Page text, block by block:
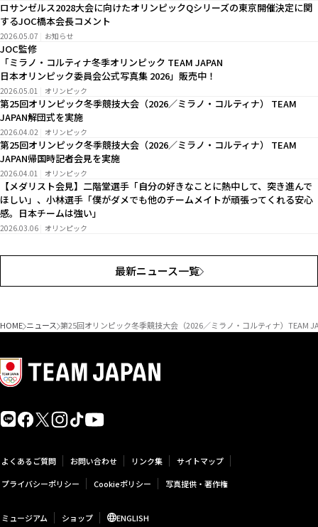
ロサンゼルス2028大会に向けたオリンピックQシリーズの東京開催決定に関
するJOC橋本会長コメント
2026.05.07 お知らせ
JOC監修
「ミラノ・コルティナ冬季オリンピック TEAM JAPAN
日本オリンピック委員会公式写真集 2026」販売中！
2026.05.01 オリンピック
第25回オリンピック冬季競技大会（2026／ミラノ・コルティナ） TEAM
JAPAN解団式を実施
2026.04.02 オリンピック
第25回オリンピック冬季競技大会（2026／ミラノ・コルティナ） TEAM
JAPAN帰国時記者会見を実施
2026.04.01 オリンピック
【メダリスト会見】二階堂選手「自分の好きなことに熱中して、突き進んで
ほしい」、小林選手「僕がダメでも他のチームメイトが頑張ってくれる安心
感。日本チームは強い」
2026.03.06 オリンピック
最新ニュース一覧
HOME ニュース 第25回オリンピック冬季競技大会（2026／ミラノ・コルティナ）TEAM
よくあるご質問 お問い合わせ リンク集
サイトマップ
プライバシーポリシー
Cookieポリシー 写真提供・著作権
ミュージアム ショップ ENGLISH